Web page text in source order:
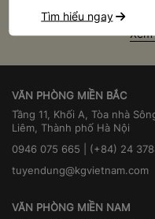
VĂN PHÒNG MIỀN BẮC
Tầng 11, Khối A, Tòa nhà
Liêm, Thành phố Hà Nội
0946 075 665 | (+84) 24
tuyendung@kgvietnam.com
VĂN PHÒNG MIỀN NAM
Tìm hiểu ngay